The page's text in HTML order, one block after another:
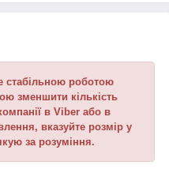
стабільною роботою
зменшити кількість
в Viber або в
вказуйте розмір у
за розуміння.